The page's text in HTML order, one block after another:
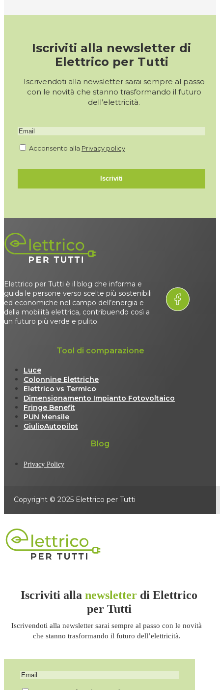
Iscriviti alla newsletter di
Elettrico per Tutti
Iscrivendoti alla newsletter sarai sempre al passo
con le novità che stanno trasformando il futuro
dell’elettricità.
Acconsento alla Privacy policy
Iscriviti
Elettrico per Tutti è il blog che informa e
guida le persone verso scelte più sostenibili
ed economiche nel campo dell’energia e
della mobilità elettrica, contribuendo così a
un futuro più verde e pulito.
Tool di comparazione
Luce
Colonnine Elettriche
Elettrico vs Termico
Dimensionamento Impianto Fotovoltaico
Fringe Benefit
PUN Mensile
GiulioAutopilot
Blog
Privacy Policy
Copyright © 2025 Elettrico per Tutti
Iscriviti allanewsletter di Elettrico
per Tutti
Iscrivendoti alla newsletter sarai sempre al passo con le novità
che stanno trasformando il futuro dell’elettricità.